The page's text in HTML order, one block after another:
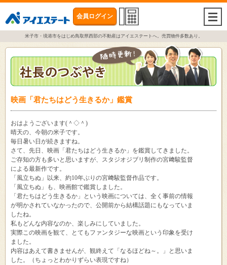
会員ログイン
米子市・境港市をはじめ鳥取県西部の不動産はアイエステートへ。売買物件多数あり。
映画「君たちはどう生きるか」鑑賞
おはようございます(＾◇＾)
晴天の、今朝の米子です。
毎日暑い日が続きますね。
さて、先日、映画「君たちはどう生きるか」を鑑賞してきました。
ご存知の方も多いと思いますが、スタジオジブリ制作の宮﨑駿監督
による最新作です。
「風立ちぬ」以来、約10年ぶりの宮﨑駿監督作品です。
「風立ちぬ」も、映画館で鑑賞しました。
「君たちはどう生きるか」という映画については、全く事前の情報
が明かされていなかったので、公開前から結構話題にもなっていま
したね。
私もどんな内容なのか、楽しみにしていました。
実際この映画を観て、とてもファンタジーな映画という印象を受け
ました。
内容はあえて書きませんが、観終えて「なるほどね～。」と思いま
した。（ちょっとわかりずらい表現ですね）